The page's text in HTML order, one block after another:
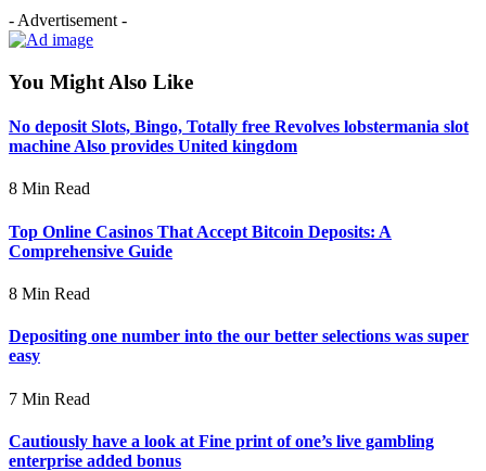
- Advertisement -
You Might Also Like
No deposit Slots, Bingo, Totally free Revolves lobstermania slot
machine Also provides United kingdom
8 Min Read
Top Online Casinos That Accept Bitcoin Deposits: A
Comprehensive Guide
8 Min Read
Depositing one number into the our better selections was super
easy
7 Min Read
Cautiously have a look at Fine print of one’s live gambling
enterprise added bonus